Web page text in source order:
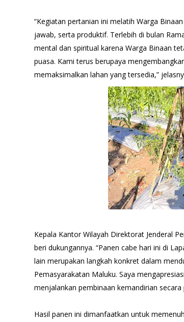
“Kegiatan pertanian ini melatih Warga
jawab, serta produktif. Terlebih di bulan
mental dan spiritual karena Warga Binaan
puasa. Kami terus berupaya
memaksimalkan lahan yang tersedia,”
Kepala Kantor Wilayah Direktorat Jenderal
beri dukungannya. “Panen cabe hari ini di
lain merupakan langkah konkret dalam
Pemasyarakatan Maluku. Saya
menjalankan pembinaan kemandirian
Hasil panen ini dimanfaatkan untuk